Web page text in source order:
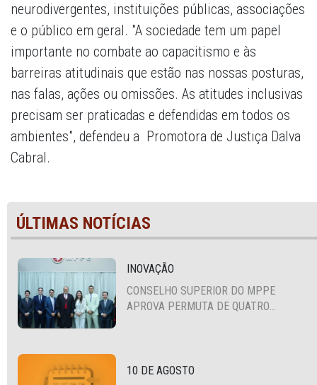
neurodivergentes, instituições públicas, associações
e o público em geral. "A sociedade tem um papel
importante no combate ao capacitismo e às
barreiras atitudinais que estão nas nossas posturas,
nas falas, ações ou omissões. As atitudes inclusivas
precisam ser praticadas e defendidas em todos os
ambientes", defendeu a Promotora de Justiça Dalva
Cabral.
ÚLTIMAS NOTÍCIAS
INOVAÇÃO
CONSELHO SUPERIOR DO MPPE
APROVA PERMUTA DE QUATRO
10 DE AGOSTO